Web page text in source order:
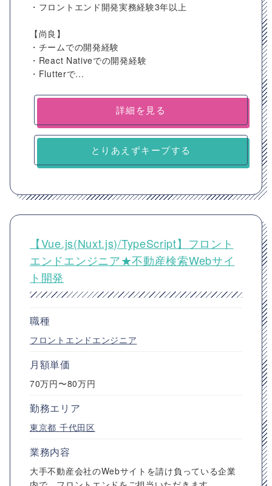
・フロントエンド開発実務経験3年以上
【尚良】
・チームでの開発経験
・React Nativeでの開発経験
・Flutterで...
詳細を見る
とりあえずキープする
【Vue.js(Nuxt.js)/TypeScript】フロント
エンドエンジニア★不動産検索Webサイ
ト開発
職種
フロントエンドエンジニア
月額単価
70万円〜80万円
勤務エリア
東京都 千代田区
業務内容
大手不動産会社のWebサイトを請け負っている企業